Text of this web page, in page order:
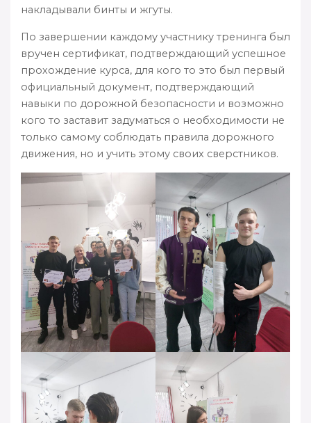
накладывали бинты и жгуты.
По завершении каждому участнику тренинга был
вручен сертификат, подтверждающий успешное
прохождение курса, для кого то это был первый
официальный документ, подтверждающий
навыки по дорожной безопасности и возможно
кого то заставит задуматься о необходимости не
только самому соблюдать правила дорожного
движения, но и учить этому своих сверстников.